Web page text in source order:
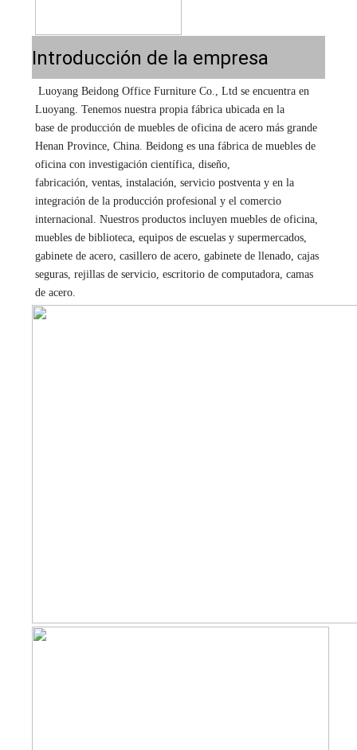
Introducción de la empresa
Luoyang Beidong Office Furniture Co., Ltd se encuentra en
Luoyang. Tenemos nuestra propia fábrica ubicada en la
base de producción de muebles de oficina de acero más grande
Henan Province, China. Beidong es una fábrica de muebles de
oficina con investigación científica, diseño,
fabricación, ventas, instalación, servicio postventa y en la
integración de la producción profesional y el comercio
internacional. Nuestros productos incluyen muebles de oficina,
muebles de biblioteca, equipos de escuelas y supermercados,
gabinete de acero, casillero de acero, gabinete de llenado, cajas
seguras, rejillas de servicio, escritorio de computadora, camas
de acero.